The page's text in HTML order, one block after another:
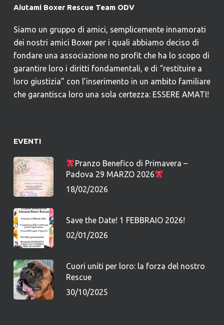
Aiutami Boxer Rescue Team ODV
Siamo un gruppo di amici, semplicemente innamorati
dei nostri amici Boxer per i quali abbiamo deciso di
fondare una associazione no profit che ha lo scopo di
garantire loro i diritti fondamentali, e di “restituire a
loro giustizia” con l’inserimento in un ambito familiare
che garantisca loro una sola certezza: ESSERE AMATI!
EVENTI
Pranzo Benefico di Primavera –
Padova 29 MARZO 2026
18/02/2026
Save the Date! 1 FEBBRAIO 2026!
02/01/2026
Cuori uniti per loro: la forza del nostro
Rescue
30/10/2025